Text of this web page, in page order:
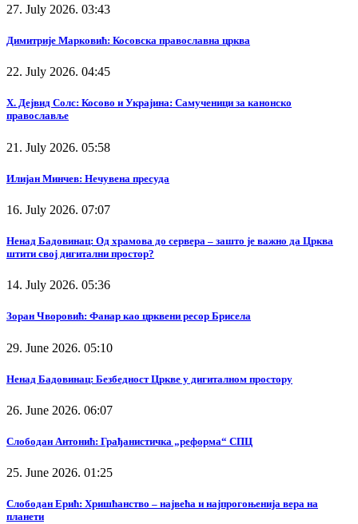
27. July 2026. 03:43
Димитрије Марковић: Косовска православна црква
22. July 2026. 04:45
Х. Дејвид Солс: Косово и Украјина: Самученици за канонско
православље
21. July 2026. 05:58
Илијан Минчев: Нечувена пресуда
16. July 2026. 07:07
Ненад Бадовинац: Од храмова до сервера – зашто је важно да Црква
штити свој дигитални простор?
14. July 2026. 05:36
Зоран Чворовић: Фанар као црквени ресор Брисела
29. June 2026. 05:10
Ненад Бадовинац: Безбедност Цркве у дигиталном простору
26. June 2026. 06:07
Слободан Антонић: Грађанистичка „реформа“ СПЦ
25. June 2026. 01:25
Слободан Ерић: Хришћанство – највећа и најпрогоњенија вера на
планети